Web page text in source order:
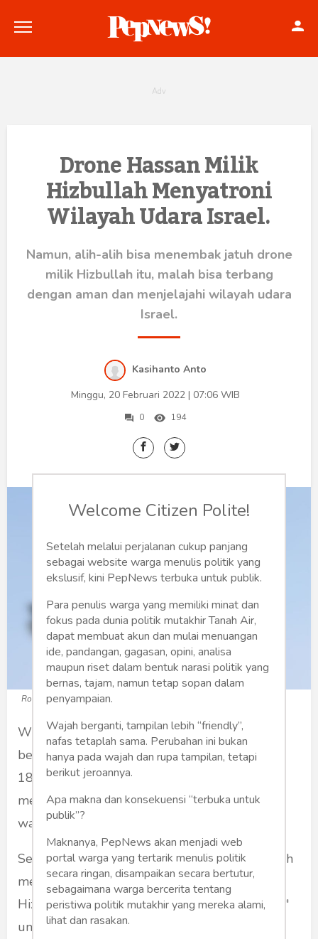
Konstitusi
Hankam
Internasional
Bisnis
Wanita
Drone Hassan Milik
Hizbullah Menyatroni
Wilayah Udara Israel.
Namun, alih-alih bisa menembak jatuh drone
milik Hizbullah itu, malah bisa terbang
dengan aman dan menjelajahi wilayah udara
Israel.
Kasihanto Anto
Minggu, 20 Februari 2022 | 07:06 WIB
0 194
Roket Hizbullah (Foto: sindonews.com)
Wilayah udara Israel distroni pesawat tak
berawak atau drone. Pada hari Jumat
18 Februari 2022, drone milik Hizbullah
memasuki wilayah udara Israel dengan durasi
waktu 40 menit.
Seperti dalam rilis TV Al-Manar milik Hizbullah
memberitakan bahwa kelompok perlawanan
Hizbullah telah menerbangkan drone "Hassan"
untuk misi pengintaian atau mata-mata.
Welcome Citizen Polite!
Setelah melalui perjalanan cukup panjang
sebagai website warga menulis politik yang
ekslusif, kini PepNews terbuka untuk publik.
Para penulis warga yang memiliki minat dan
fokus pada dunia politik mutakhir Tanah Air,
dapat membuat akun dan mulai menuangan
ide, pandangan, gagasan, opini, analisa
maupun riset dalam bentuk narasi politik yang
bernas, tajam, namun tetap sopan dalam
penyampaian.
Wajah berganti, tampilan lebih “friendly”,
nafas tetaplah sama. Perubahan ini bukan
hanya pada wajah dan rupa tampilan, tetapi
berikut jeroannya.
Apa makna dan konsekuensi “terbuka untuk
publik”?
Maknanya, PepNews akan menjadi web
portal warga yang tertarik menulis politik
secara ringan, disampaikan secara bertutur,
sebagaimana warga bercerita tentang
peristiwa politik mutakhir yang mereka alami,
lihat dan rasakan.